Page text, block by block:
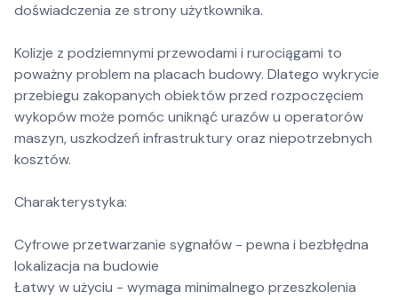
doświadczenia ze strony użytkownika.
Kolizje z podziemnymi przewodami i rurociągami to
poważny problem na placach budowy. Dlatego wykrycie
przebiegu zakopanych obiektów przed rozpoczęciem
wykopów może pomóc uniknąć urazów u operatorów
maszyn, uszkodzeń infrastruktury oraz niepotrzebnych
kosztów.
Charakterystyka:
Cyfrowe przetwarzanie sygnałów - pewna i bezbłędna
lokalizacja na budowie
Łatwy w użyciu - wymaga minimalnego przeszkolenia